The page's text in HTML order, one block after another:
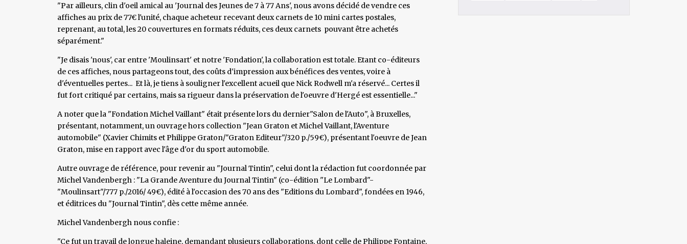
"Par ailleurs, clin d'oeil amical au 'Journal des Jeunes de 7 à 77 Ans', nous avons décidé de vendre ces
affiches au prix de 77€ l'unité, chaque acheteur recevant deux carnets de 10 mini cartes postales,
reprenant, au total, les 20 couvertures en formats réduits, ces deux carnets pouvant être achetés
séparément."
"Je disais 'nous', car entre 'Moulinsart' et notre 'Fondation', la collaboration est totale. Etant co-éditeurs
de ces affiches, nous partageons tout, des coûts d'impression aux bénéfices des ventes, voire à
d'éventuelles pertes... Et là, je tiens à souligner l'excellent acueil que Nick Rodwell m'a réservé... Certes il
fut fort critiqué par certains, mais sa rigueur dans la préservation de l'oeuvre d'Hergé est essentielle..."
A noter que la "Fondation Michel Vaillant" était présente lors du dernier"Salon de l'Auto", à Bruxelles,
présentant, notamment, un ouvrage hors collection "Jean Graton et Michel Vaillant, l'Aventure
automobile" (Xavier Chimits et Philippe Graton/"Graton Editeur"/320 p./59€), présentant l'oeuvre de Jean
Graton, mise en rapport avec l'âge d'or du sport automobile.
Autre ouvrage de référence, pour revenir au "Journal Tintin", celui dont la rédaction fut coordonnée par
Michel Vandenbergh : "La Grande Aventure du Journal Tintin" (co-édition "Le Lombard"-
"Moulinsart"/777 p./2016/ 49€), édité à l'occasion des 70 ans des "Editions du Lombard", fondées en 1946,
et éditrices du "Journal Tintin", dès cette même année.
Michel Vandenbergh nous confie :
"Ce fut un travail de longue haleine, demandant plusieurs collaborations, dont celle de Philippe Fontaine,